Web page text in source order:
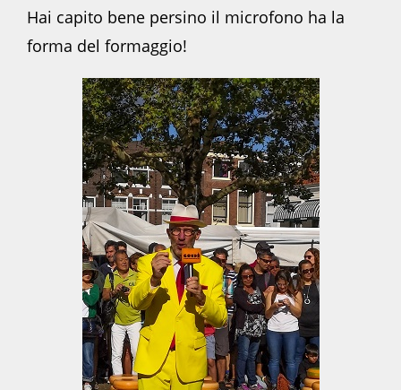
Hai capito bene persino il microfono ha la
forma del formaggio!